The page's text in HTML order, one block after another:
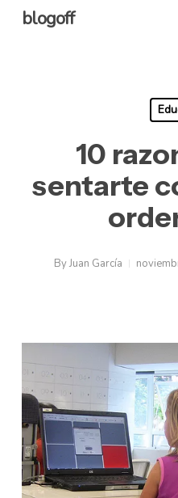
Skipblogoff
10
sentarte
ByJuan García